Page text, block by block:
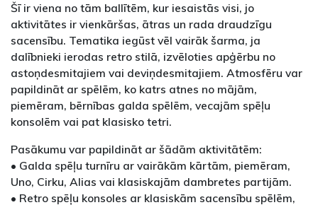
Šī ir viena no tām ballītēm, kur iesaistās visi, jo
aktivitātes ir vienkāršas, ātras un rada draudzīgu
sacensību. Tematika iegūst vēl vairāk šarma, ja
dalībnieki ierodas retro stilā, izvēloties apģērbu no
astoņdesmitajiem vai deviņdesmitajiem. Atmosfēru var
papildināt ar spēlēm, ko katrs atnes no mājām,
piemēram, bērnības galda spēlēm, vecajām spēļu
konsolēm vai pat klasisko tetri.
Pasākumu var papildināt ar šādām aktivitātēm:
• Galda spēļu turnīru ar vairākām kārtām, piemēram,
Uno, Cirku, Alias vai klasiskajām dambretes partijām.
• Retro spēļu konsoles ar klasiskām sacensību spēlēm,